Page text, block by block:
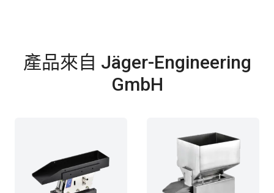
產品來自 Jäger-Engineering
GmbH